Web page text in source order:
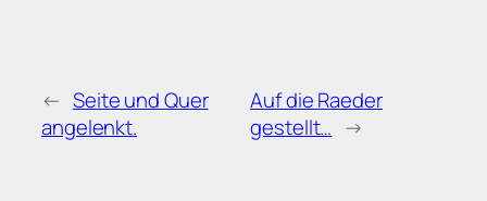
← Seite und Quer
angelenkt.
Auf die Raeder
gestellt… →